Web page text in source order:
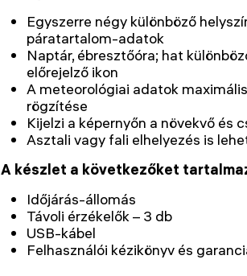
Egyszerre négy különböző
páratartalom-adatok
Naptár, ébresztőóra; hat
előrejelző ikon
A meteorológiai adatok
rögzítése
Kijelzi a képernyőn a növekvő és
Asztali vagy fali elhelyezés is
A készlet a következőket
Időjárás-állomás
Távoli érzékelők – 3 db
USB-kábel
Felhasználói kézikönyv és